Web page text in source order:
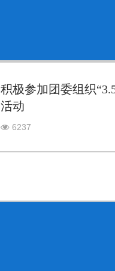
积极参加团委组织
活动
6237